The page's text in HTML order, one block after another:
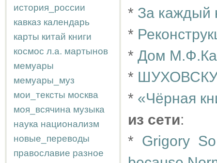
история_россии
кавказ календарь
карты китай книги
космос л.а. мартынов
мемуары
мемуары_муз
мои_тексты москва
моя_всячина музыка
наука национализм
новые_переводы
православие разное
* За каждый
*
* Дом
*
* «Чёрная
из сети:
* Grigory